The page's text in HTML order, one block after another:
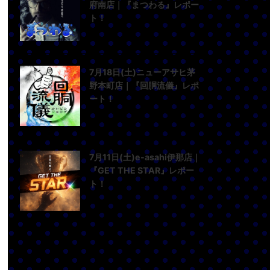
府南店｜『まつわる』レポー
ト！
7月18日(土)ニューアサヒ茅
野本町店｜『回胴流儀』レポ
ート！
7月11日(土)e-asahi伊那店｜
『GET THE STAR』レポー
ト！